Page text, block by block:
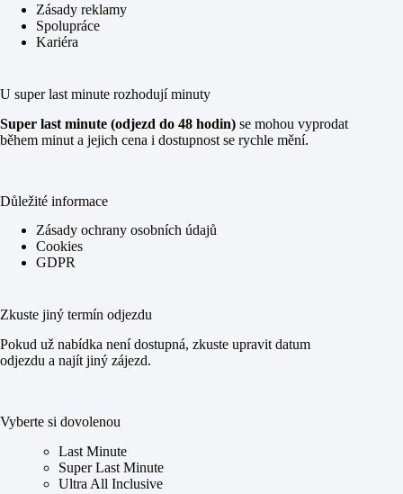
Zásady reklamy
Spolupráce
Kariéra
U super last minute rozhodují minuty
Super last minute (odjezd do 48 hodin) se mohou vyprodat
během minut a jejich cena i dostupnost se rychle mění.
Důležité informace
Zásady ochrany osobních údajů
Cookies
GDPR
Zkuste jiný termín odjezdu
Pokud už nabídka není dostupná, zkuste upravit datum
odjezdu a najít jiný zájezd.
Vyberte si dovolenou
Last Minute
Super Last Minute
Ultra All Inclusive